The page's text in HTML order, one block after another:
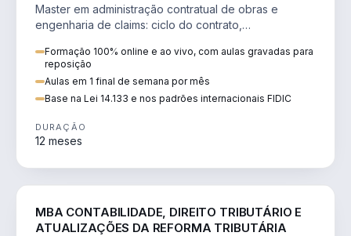
Master em administração contratual de obras e
engenharia de claims: ciclo do contrato,
Formação 100% online e ao vivo, com aulas gravadas para
reposição
Aulas em 1 final de semana por mês
Base na Lei 14.133 e nos padrões internacionais FIDIC
DURAÇÃO
12 meses
MBA CONTABILIDADE, DIREITO TRIBUTÁRIO E
ATUALIZAÇÕES DA REFORMA TRIBUTÁRIA